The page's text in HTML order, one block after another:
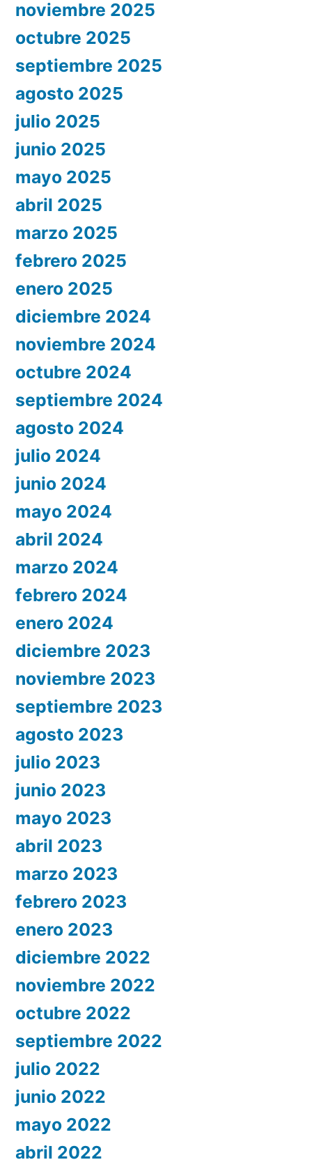
noviembre 2025
octubre 2025
septiembre 2025
agosto 2025
julio 2025
junio 2025
mayo 2025
abril 2025
marzo 2025
febrero 2025
enero 2025
diciembre 2024
noviembre 2024
octubre 2024
septiembre 2024
agosto 2024
julio 2024
junio 2024
mayo 2024
abril 2024
marzo 2024
febrero 2024
enero 2024
diciembre 2023
noviembre 2023
septiembre 2023
agosto 2023
julio 2023
junio 2023
mayo 2023
abril 2023
marzo 2023
febrero 2023
enero 2023
diciembre 2022
noviembre 2022
octubre 2022
septiembre 2022
julio 2022
junio 2022
mayo 2022
abril 2022